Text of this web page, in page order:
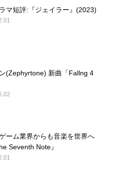
マ短評:『ジェイラー』(2023)
(Zephyrtone) 新曲「Fallng 4
ーム業界からも音楽を世界へ
Seventh Note』